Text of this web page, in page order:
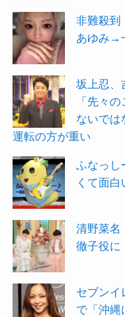
非難殺到
あゆみ→
坂上忍、
「先々
ないで
運転の方が重い
ふなっ
くて面白
清野菜
徹子役に
セブンイ
で「沖